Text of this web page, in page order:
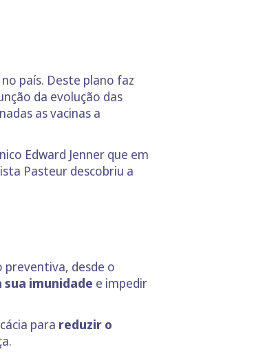
país. Deste plano faz
da evolução das
as vacinas a
Edward Jenner que em
Pasteur descobriu a
desde o
imunidade e impedir
para reduzir o